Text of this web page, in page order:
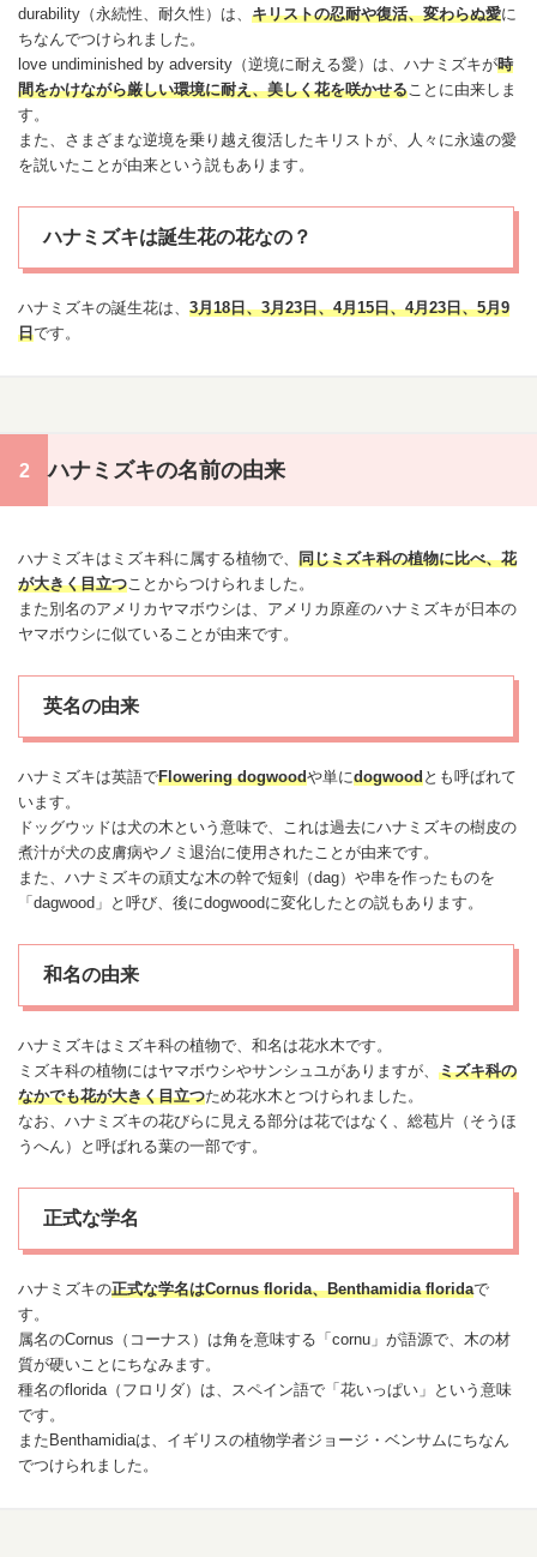
durability（永続性、耐久性）は、 キリストの忍耐や復活、変わらぬ愛に
ちなんでつけられました。
love undiminished by adversity（逆境に耐える愛）は、ハナミズキが時
間をかけながら厳しい環境に耐え、美しく花を咲かせることに由来しま
す。
また、さまざまな逆境を乗り越え復活したキリストが、人々に永遠の愛
を説いたことが由来という説もあります。
ハナミズキは誕生花の花なの？
ハナミズキの誕生花は、 3月18日、3月23日、4月15日、4月23日、5月9
日です。
ハナミズキの名前の由来
ハナミズキはミズキ科に属する植物で、 同じミズキ科の植物に比べ、花
が大きく目立つことからつけられました。
また別名のアメリカ ヤマボウシは、アメリカ原産のハナミズキが日本の
ヤマボウシに似ていることが由来です。
英名の由来
ハナミズキは英語でFlowering dogwoodや単にdogwoodとも呼ばれて
います。
ドッグウッドは犬の木という意味で、これは過去にハナミズキの樹皮の
煮汁が犬の皮膚病やノミ退治に使用されたことが由来です。
また、ハナミズキの頑丈な木の幹で短剣（dag）や串を作ったものを
「dagwood」と呼び、後にdogwoodに変化したとの説もあります。
和名の由来
ハナミズキはミズキ科の植物で、和名は花水木です。
ミズキ科の植物にはヤマボウシやサンシュユがありますが、 ミズキ科の
なかでも花が大きく目立つため花水木とつけられました。
なお、ハナミズキの花びらに見える部分は花ではなく、総苞片（そうほ
うへん）と呼ばれる葉の一部です。
正式な学名
ハナミズキの正式な学名はCornus florida、Benthamidia floridaで
す。
属名のCornus（コーナス）は角を意味する「cornu」が語源で、木の材
質が硬いことにちなみます。
種名のflorida（フロリダ）は、スペイン語で「花いっぱい」という意味
です。
またBenthamidiaは、イギリスの植物学者ジョージ・ベンサムにちなん
でつけられました。